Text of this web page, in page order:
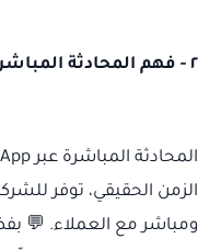
٢ - فهم المحادثة المباشرة عبر WhatsApp 💬
الزمن الحقيقي، توفر
ومباشر مع العملاء. 💬